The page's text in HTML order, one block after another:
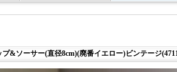
&ソーサー(直径8cm)(廃番イエロー)ビンテージ